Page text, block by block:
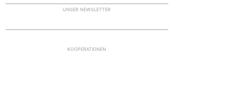
UNSER NEWSLETTER
KOOPERATIONEN